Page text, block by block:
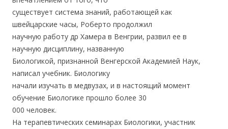
существует система знаний, работающей как
швейцарские часы, Роберто продолжил
научную работу др Хамера в Венгрии, развил ее в
научную дисциплину, названную
Биологикой, признанной Венгерской Академией Наук,
написал учебник. Биологику
начали изучать в медвузах, и в настоящий момент
обучение Биологике прошло более 30
000 человек.
На терапевтических семинарах Биологики, участник